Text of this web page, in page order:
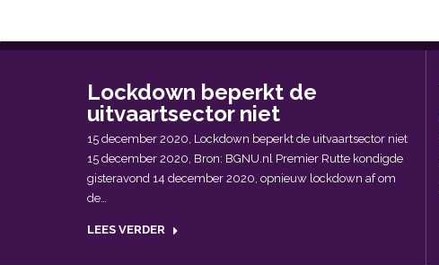
Lockdown beperkt de
uitvaartsector niet
15 december 2020, Lockdown beperkt de uitvaartsector niet
15 december 2020, Bron: BGNU.nl Premier Rutte kondigde
gisteravond 14 december 2020, opnieuw lockdown af om
de…
LEES VERDER